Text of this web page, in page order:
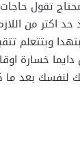
تقول
اكتر من
وبتتعلم
خسارة
لنفسك بعد